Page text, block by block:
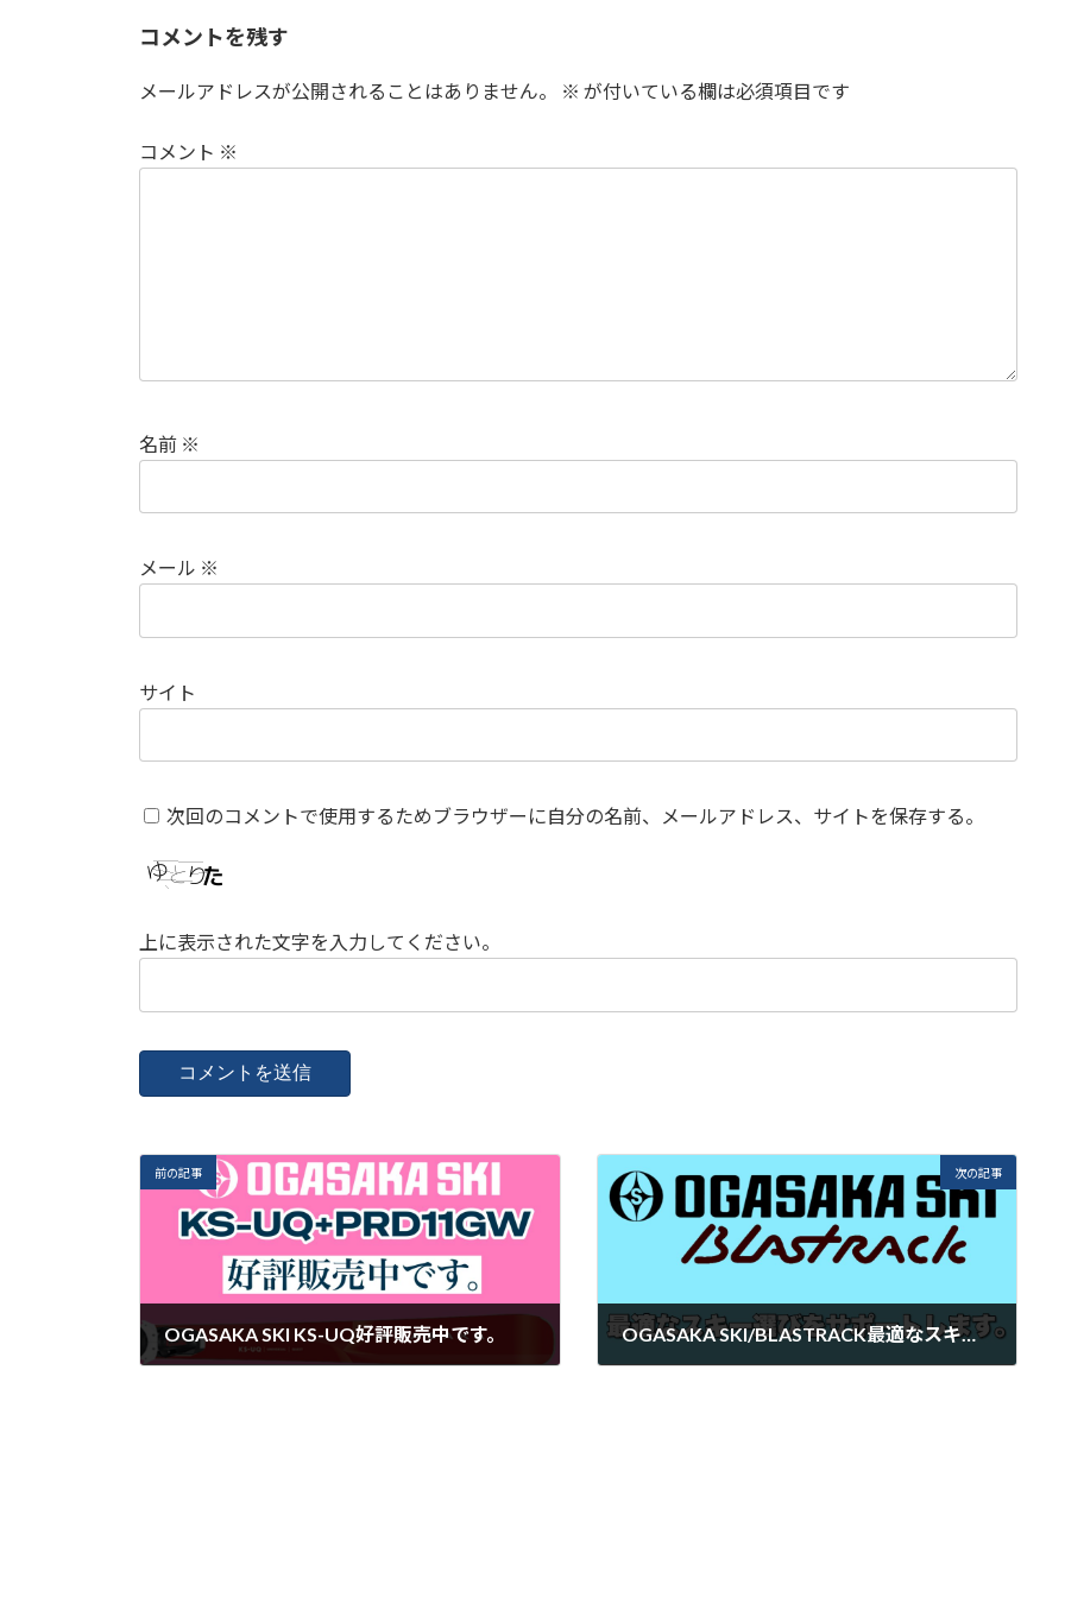
コメントを残す
メールアドレスが公開されることはありません。 ※ が付いている欄は必須項目です
コメント ※
名前 ※
メール ※
サイト
次回のコメントで使用するためブラウザーに自分の名前、メールアドレス、サイトを保存する。
上に表示された文字を入力してください。
前の記事
OGASAKA SKI KS-UQ好評販売中です。
次の記事
OGASAKA SKI/BLASTRACK最適なスキー選びをサポートします。